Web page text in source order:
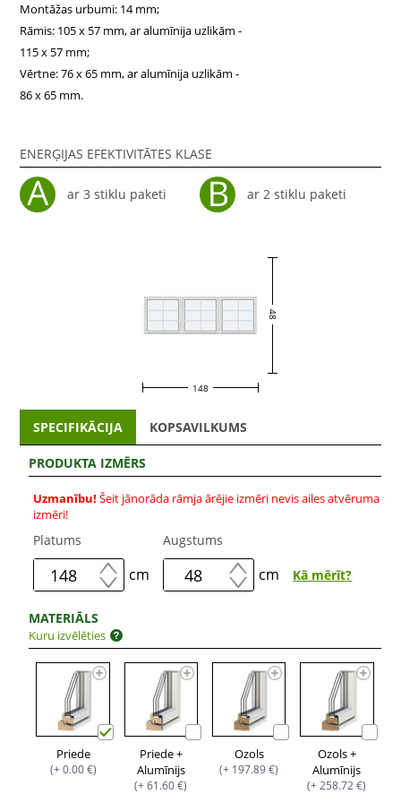
Montāžas urbumi: 14 mm;
Rāmis: 105 x 57 mm, ar alumīnija uzlikām -
115 x 57 mm;
Vērtne: 76 x 65 mm, ar alumīnija uzlikām -
86 x 65 mm.
ENERĢIJAS EFEKTIVITĀTES KLASE
ar 3 stiklu paketi ar 2 stiklu paketi
48
148
SPECIFIKĀCIJA KOPSAVILKUMS
PRODUKTA IZMĒRS
Uzmanību! Šeit jānorāda rāmja ārējie izmēri nevis ailes atvēruma
izmēri!
Platums
cm
Augstums
cm Kā mērīt?
MATERIĀLS
Kuru izvēlēties
Priede
(+ 0.00 €)
Priede +
Alumīnijs
(+ 61.60 €)
Ozols
(+ 197.89 €)
Ozols +
Alumīnijs
(+ 258.72 €)